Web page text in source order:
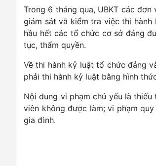
Trong 6 tháng qua, UBKT các
giám sát và kiểm tra việc thi
hầu hết các tổ chức cơ sở đảng
tục, thẩm quyền.
Về thi hành kỷ luật tổ chức đảng
phải thi hành kỷ luật bằng hình
Nội dung vi phạm chủ yếu là
viên không được làm; vi phạm
gia đình.